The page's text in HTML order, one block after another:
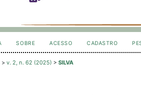
SOBRE ACESSO CADASTRO
>v. 2, n. 62 (2025) >SILVA